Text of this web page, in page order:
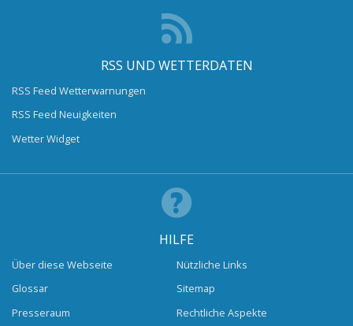
RSS UND WETTERDATEN
RSS Feed Wetterwarnungen
RSS Feed Neuigkeiten
Wetter Widget
HILFE
Über diese Webseite
Glossar
Presseraum
Nützliche Links
Sitemap
Rechtliche Aspekte